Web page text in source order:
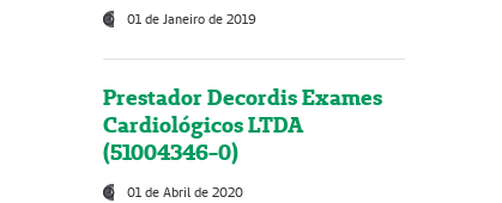
01 de Janeiro de 2019
Prestador Decordis Exames
Cardiológicos LTDA
(51004346-0)
01 de Abril de 2020